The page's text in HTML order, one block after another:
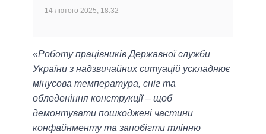
14 лютого 2025, 18:32
«Роботу працівників Державної служби
України з надзвичайних ситуацій ускладнює
мінусова температура, сніг та
обледеніння конструкції – щоб
демонтувати пошкоджені частини
конфайнменту та запобігти тлінню